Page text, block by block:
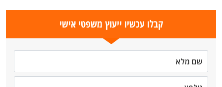
קבלו עכשיו ייעוץ משפטי אישי